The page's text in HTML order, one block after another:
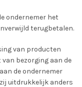
ondernemer het
terugbetalen.
van producten
bezorging aan de
de ondernemer
uitdrukkelijk anders